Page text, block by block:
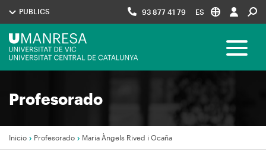
principal
Menú
UManresa
PUBLICS 93 877 41 79 ES
Navegació
Toggle
Profesorado
Inicio Profesorado Maria Àngels Rived i Ocaña